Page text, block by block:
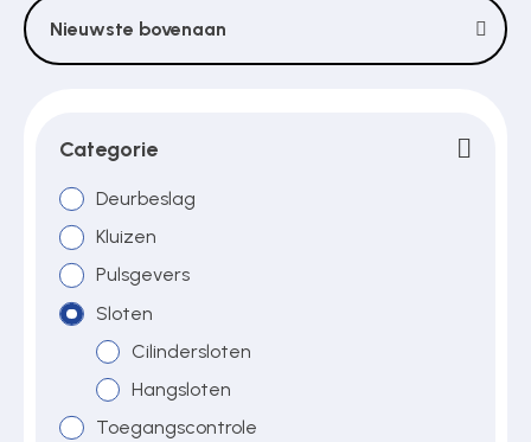
Sloten
Toegangsverlening
Voedingen
Over ons
Nieuwste bovenaan
Categorie
Deurbeslag
Kluizen
Pulsgevers
Sloten
Cilindersloten
Hangsloten
Toegangscontrole